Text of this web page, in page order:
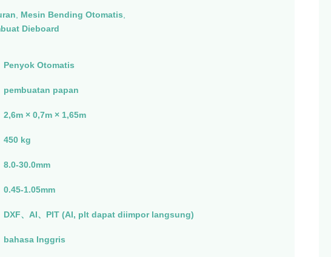
Mesin Bending Otomatis
Dieboard
Penyok Otomatis
pembuatan papan
2,6m × 0,7m × 1,65m
450 kg
8.0-30.0mm
0.45-1.05mm
DXF、AI、PIT (AI, plt dapat diimpor langsung)
bahasa Inggris